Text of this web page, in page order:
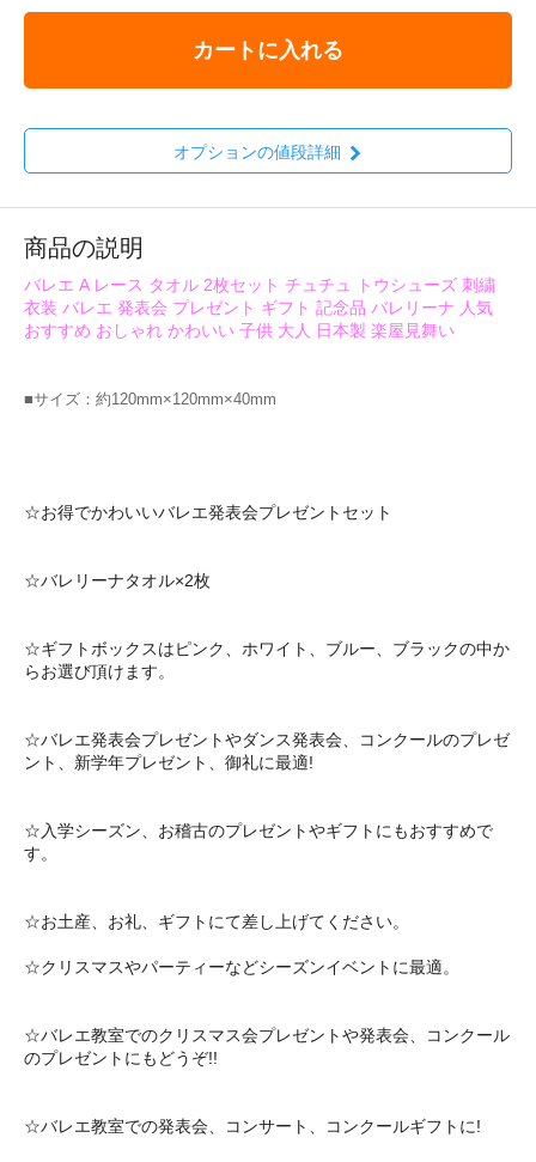
カートに入れる
オプションの値段詳細
商品の説明
バレエ A レース タオル 2枚セット チュチュ トウシューズ 刺繍
衣装 バレエ 発表会 プレゼント ギフト 記念品 バレリーナ 人気
おすすめ おしゃれ かわいい 子供 大人 日本製 楽屋見舞い
■サイズ：約120mm×120mm×40mm
☆お得でかわいいバレエ発表会プレゼントセット
☆バレリーナタオル×2枚
☆ギフトボックスはピンク、ホワイト、ブルー、ブラックの中か
らお選び頂けます。
☆バレエ発表会プレゼントやダンス発表会、コンクールのプレゼ
ント、新学年プレゼント、御礼に最適!
☆入学シーズン、お稽古のプレゼントやギフトにもおすすめで
す。
☆お土産、お礼、ギフトにて差し上げてください。
☆クリスマスやパーティーなどシーズンイベントに最適。
☆バレエ教室でのクリスマス会プレゼントや発表会、コンクール
のプレゼントにもどうぞ!!
☆バレエ教室での発表会、コンサート、コンクールギフトに!